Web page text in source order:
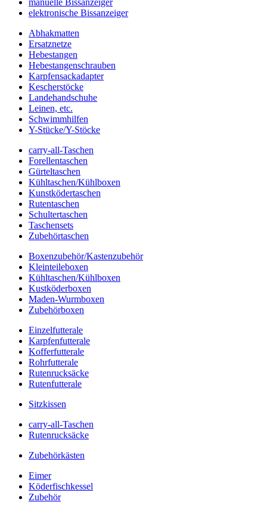
elektronische Bissanzeiger
Abhakmatten
Ersatznetze
Hebestangen
Hebestangenschrauben
Karpfensackadapter
Kescherstöcke
Landehandschuhe
Leinen, etc.
Schwimmhilfen
Y-Stücke/Y-Stöcke
carry-all-Taschen
Forellentaschen
Gürteltaschen
Kühltaschen/Kühlboxen
Kunstködertaschen
Rutentaschen
Schultertaschen
Taschensets
Zubehörtaschen
Boxenzubehör/Kastenzubehör
Kleinteileboxen
Kühltaschen/Kühlboxen
Kustköderboxen
Maden-Wurmboxen
Zubehörboxen
Einzelfutterale
Karpfenfutterale
Kofferfutterale
Rohrfutterale
Rutenrucksäcke
Rutenfutterale
Sitzkissen
carry-all-Taschen
Rutenrucksäcke
Zubehörkästen
Eimer
Köderfischkessel
Zubehör